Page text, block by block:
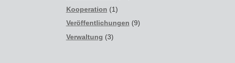
Kooperation (1)
Veröffentlichungen (9)
Verwaltung (3)